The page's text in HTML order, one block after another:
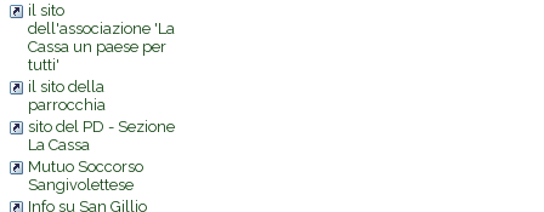
il sito
dell'associazione 'La
Cassa un paese per
tutti'
il sito della
parrocchia
sito del PD - Sezione
La Cassa
Mutuo Soccorso
Sangivolettese
Info su San Gillio